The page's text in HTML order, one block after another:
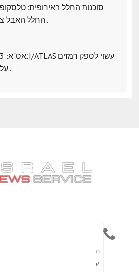
סוכנות החלל האירופית: טלסקופ
החלל האבל צ..
נאס"א: ‏3I/ATLAS עשוי לספק רמזים
על..
תִ
ק